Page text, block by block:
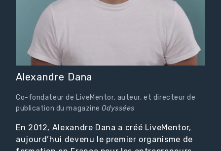
Alexandre Dana
Co-fondateur de LiveMentor, auteur, et directeur de
publication du magazineOdyssées
En 2012, Alexandre Dana a créé LiveMentor,
aujourd’hui devenu le premier organisme de